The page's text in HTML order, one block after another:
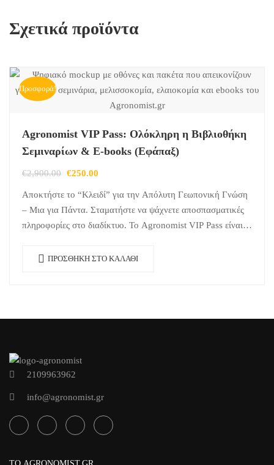
Σχετικά προϊόντα
Προσφορά!
Agronomist VIP Pass: Ολόκληρη η Βιβλιοθήκη
Σεμιναρίων & E-books (Εφάπαξ)
€2,900.00 Original
€250.00
Αποκτήστε το “Κλειδί” για την Απόλυτη Γεωπονική Γνώση
– Μια για Πάντα. Σταματήστε να ψάχνετε αποσπασματικές
πληροφορίες στο διαδίκτυο. Το Agronomist VIP Pass είναι η
ΠΡΟΣΘΉΚΗ ΣΤΟ ΚΑΛΆΘΙ
2109963962
info@agronomist.gr